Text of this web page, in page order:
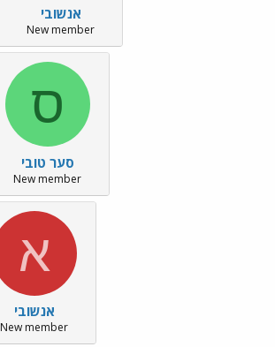
אנשובי
New member
ס
סער טובי
New member
א
אנשובי
New member